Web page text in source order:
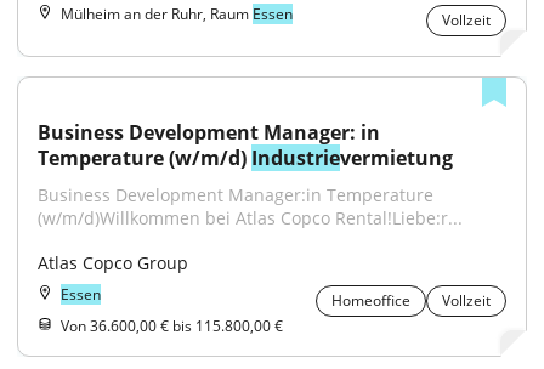
Mülheim an der Ruhr, Raum Essen Vollzeit
Business Development Manager: in
Temperature (w/m/d) Industrievermietung
Business Development Manager:in Temperature
(w/m/d)Willkommen bei Atlas Copco Rental!Liebe:r...
Atlas Copco Group
Essen Homeoffice
Vollzeit
Von 36.600,00 € bis 115.800,00 €